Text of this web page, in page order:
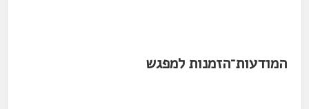
המודעות־הזמנות למפגש